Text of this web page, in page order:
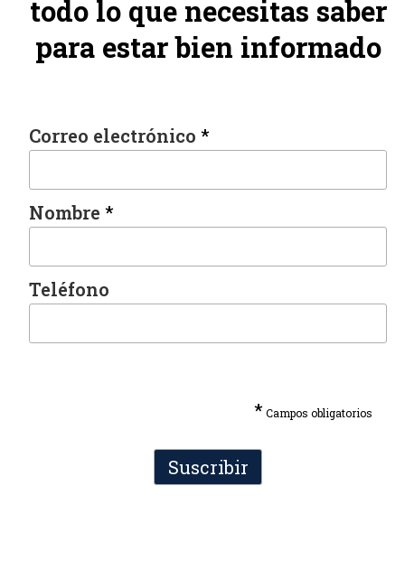
todo lo que necesitas saber
para estar bien informado
Correo electrónico*
Nombre*
Teléfono
* Campos obligatorios